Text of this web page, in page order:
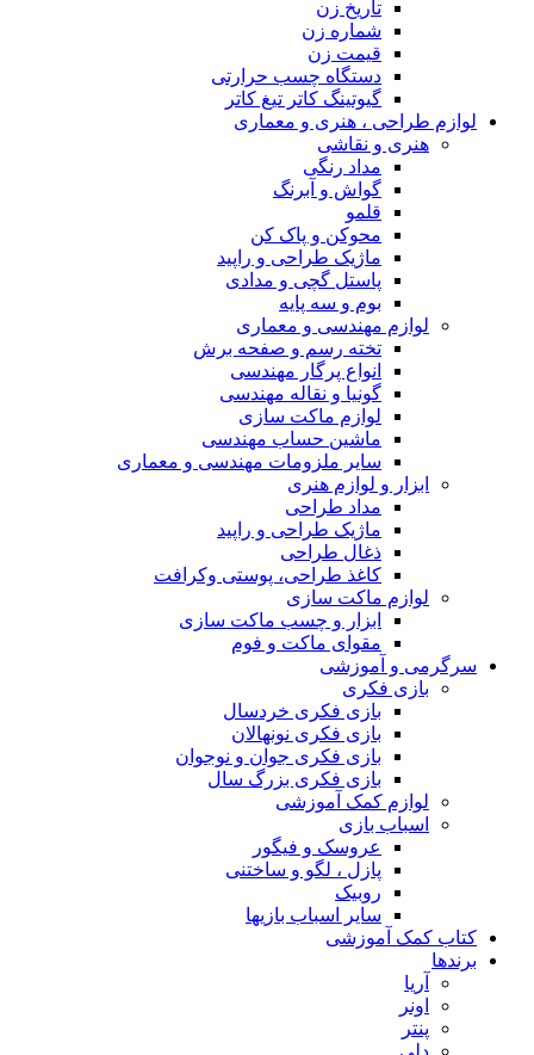
تاریخ زن
شماره زن
قیمت زن
دستگاه چسب حرارتی
گیوتینگ کاتر تیغ کاتر
لوازم طراحی ، هنری و معماری
هنری و نقاشی
مداد رنگی
گواش و آبرنگ
قلمو
محوکن و پاک کن
ماژیک طراحی و راپید
پاستل گچی و مدادی
بوم و سه پایه
لوازم مهندسی و معماری
تخته رسم و صفحه برش
انواع پرگار مهندسی
گونیا و نقاله مهندسی
لوازم ماکت سازی
ماشین حساب مهندسی
سایر ملزومات مهندسی و معماری
ابزار و لوازم هنری
مداد طراحی
ماژیک طراحی و راپید
ذغال طراحی
کاغذ طراحی، پوستی وکرافت
لوازم ماکت سازی
ابزار و چسب ماکت سازی
مقوای ماکت و فوم
سرگرمی و آموزشی
بازی فکری
بازی فکری خردسال
بازی فکری نونهالان
بازی فکری جوان و نوجوان
بازی فکری بزرگ سال
لوازم کمک آموزشی
اسباب بازی
عروسک و فیگور
پازل ، لگو و ساختنی
روبیک
سایر اسباب بازیها
کتاب کمک آموزشی
برندها
آریا
اونر
پنتر